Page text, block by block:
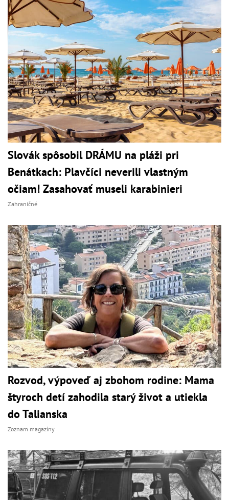
Slovák spôsobil DRÁMU na pláži pri
Benátkach: Plavčíci neverili vlastným
očiam! Zasahovať museli karabinieri
Zahraničné
Rozvod, výpoveď aj zbohom rodine: Mama
štyroch detí zahodila starý život a utiekla
do Talianska
Zoznam magazíny